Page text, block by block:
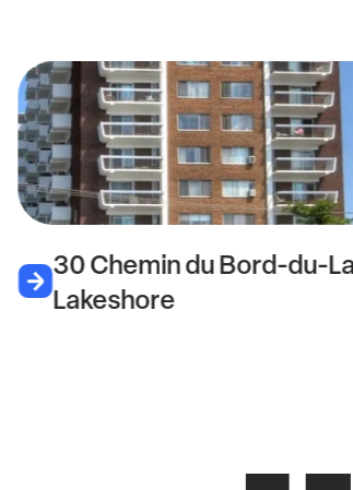
30 Chemin du Bord-du-
Lakeshore